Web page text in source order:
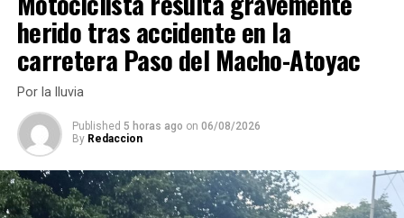
herido tras accidente en la
carretera Paso del Macho-Atoyac
Por la lluvia
Published 5 horas ago on 06/08/2026
By Redaccion